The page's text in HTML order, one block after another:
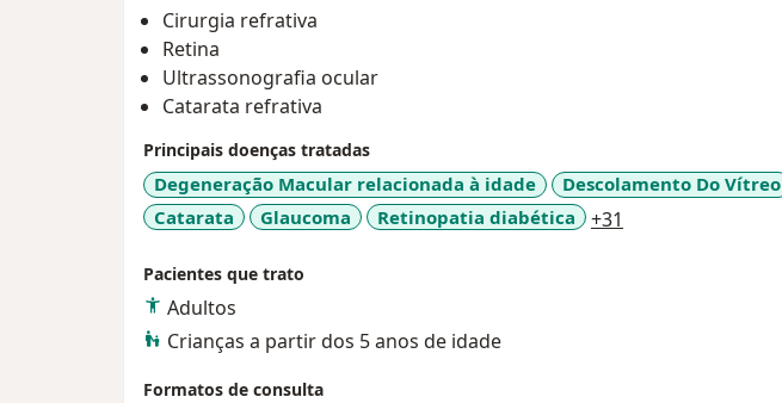
Cirurgia refrativa
Retina
Ultrassonografia ocular
Catarata refrativa
Principais doenças tratadas
Degeneração Macular relacionada à idade
Descolamento Do Vítreo
Catarata
Glaucoma Retinopatia diabética +31
Pacientes que trato
Adultos
Crianças a partir dos 5 anos de idade
Formatos de consulta